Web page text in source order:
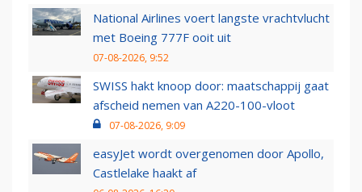
National Airlines voert langste vrachtvlucht
met Boeing 777F ooit uit
07-08-2026, 9:52
SWISS hakt knoop door: maatschappij gaat
afscheid nemen van A220-100-vloot
07-08-2026, 9:09
easyJet wordt overgenomen door Apollo,
Castlelake haakt af